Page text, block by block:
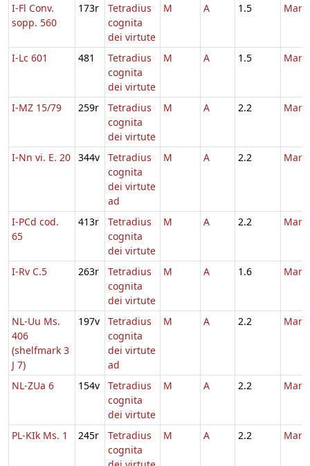
I-Fl Conv.
sopp. 560
173r
Tetradius
cognita
dei virtute
M A 1.5
I-Lc 601 481
Tetradius
cognita
dei virtute
M A 1.5
I-MZ 15/79 259r
Tetradius
cognita
dei virtute
M A 2.2
I-Nn vi. E. 20 344v
Tetradius
cognita
dei virtute
ad
M A 2.2
I-PCd cod.
65
413r
Tetradius
cognita
dei virtute
M A 2.2
I-Rv C.5 263r
Tetradius
cognita
dei virtute
M A 1.6
NL-Uu Ms.
406
(shelfmark 3
J 7)
197v
Tetradius
cognita
dei virtute
ad
M A 2.2
NL-ZUa 6 154v
Tetradius
cognita
dei virtute
M A 2.2
PL-KIk Ms. 1 245r
Tetradius
cognita
M A 2.2